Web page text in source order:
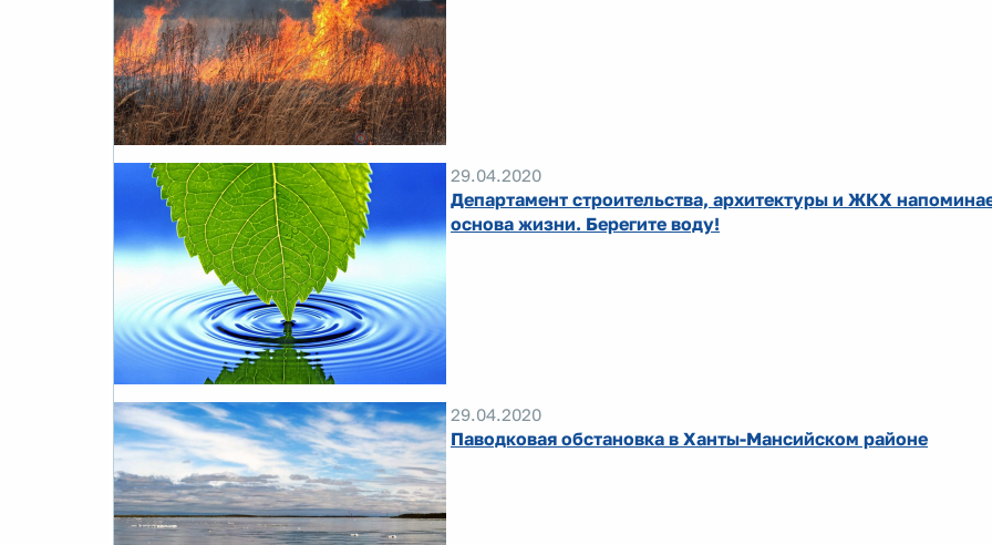
29.04.2020
Департамент строительства, архитектуры и ЖКХ
основа жизни. Берегите воду!
29.04.2020
Паводковая обстановка в Ханты-Мансийском районе